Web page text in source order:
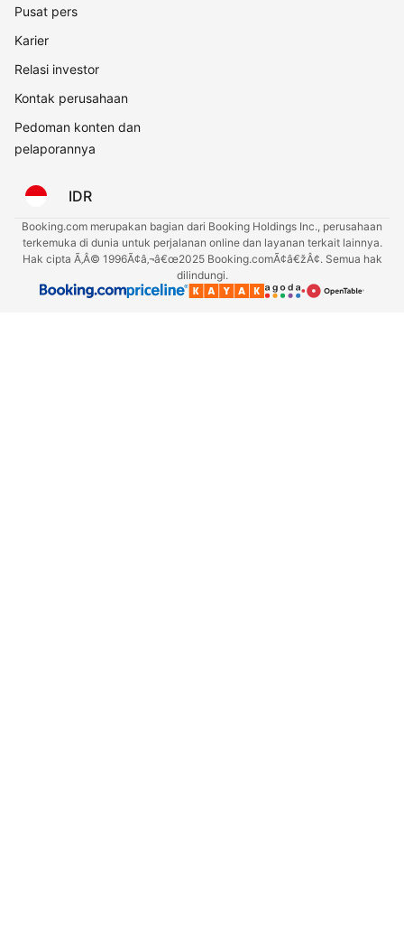
Pusat pers
Karier
Relasi investor
Kontak perusahaan
Pedoman konten dan
pelaporannya
IDR
Booking.com merupakan bagian dari Booking Holdings Inc., perusahaan
terkemuka di dunia untuk perjalanan online dan layanan terkait lainnya.
Hak cipta Ã‚Â© 1996Ã¢â‚¬â€œ2025 Booking.comÃ¢â€žÂ¢. Semua hak
dilindungi.